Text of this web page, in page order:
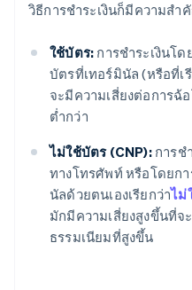
วิธีการชำระเงินก็มีความส
ใช้บัตร: การชำระเงินโ
บัตรที่เทอร์มินัล (หรือที่เ
จะมีความเสี่ยงต่อการฉ้
ต่ำกว่า
ไม่ใช้บัตร (CNP):การช
ทางโทรศัพท์ หรือโดยก
นัลด้วยตนเองเรียกว่าไม่
มักมีความเสี่ยงสูงขึ้นที่จ
ธรรมเนียมที่สูงขึ้น